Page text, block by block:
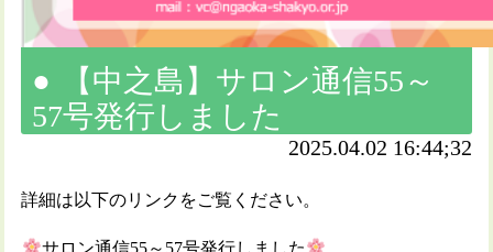
【中之島】サロン通信55～
57号発行しました
2025.04.02 16:44;32
詳細は以下のリンクをご覧ください。
サロン通信55～57号発行しました